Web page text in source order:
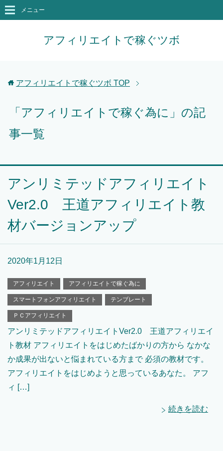
アフィリエイトで稼ぐツボ
メニュー
アフィリエイトで稼ぐツボ TOP
「アフィリエイトで稼ぐ為に」の記
事一覧
アンリミテッドアフィリエイト
Ver2.0 王道アフィリエイト教
材バージョンアップ
2020年1月12日
アフィリエイト アフィリエイトで稼ぐ為に
スマートフォンアフィリエイト テンブレート
ＰＣアフィリエイト
アンリミテッドアフィリエイトVer2.0 王道アフィリエイ
ト教材 アフィリエイトをはじめたばかりの方から なかな
か成果が出ないと悩まれている方まで 必須の教材です。
アフィリエイトをはじめようと思っているあなた。 アフ
ィ […]
続きを読む